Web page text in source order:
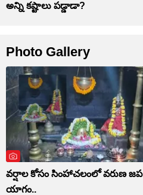
అన్ని కష్టాలు పడ్డాడా?
Photo Gallery
వర్షాల కోసం సింహాచలంలో వరుణ జప
యాగం..